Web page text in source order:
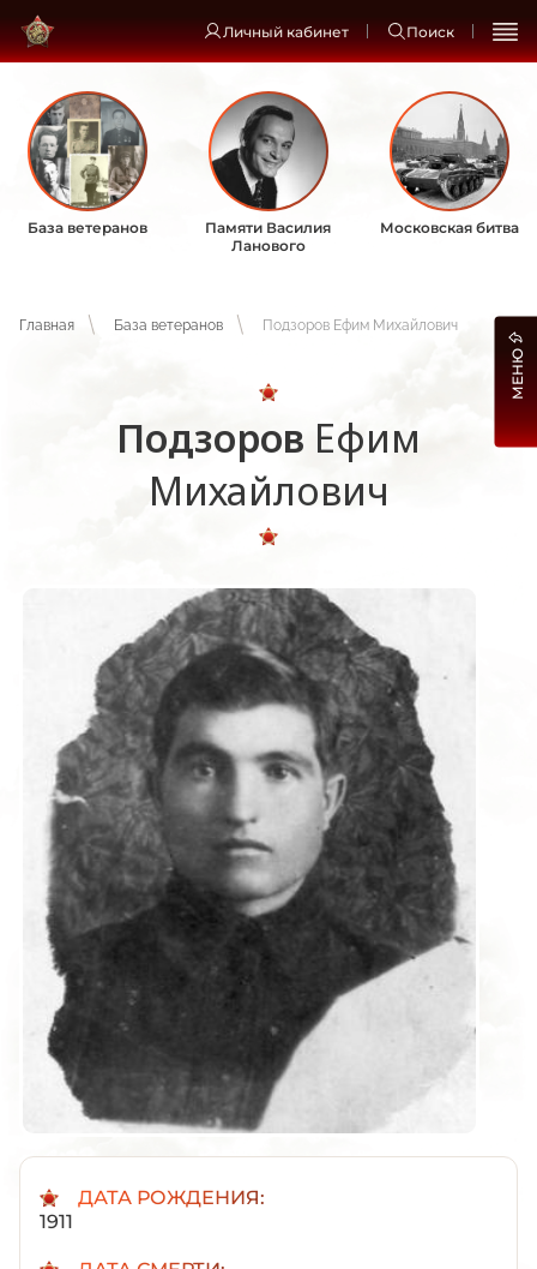
Личный кабинет Поиск
База ветеранов
Памяти Василия
Ланового
Московская битва
Главная База ветеранов Подзоров Ефим Михайлович
Подзоров Ефим
Михайлович
ДАТА РОЖДЕНИЯ:
1911
МЕНЮ